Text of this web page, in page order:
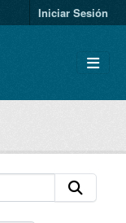
Iniciar Sesión